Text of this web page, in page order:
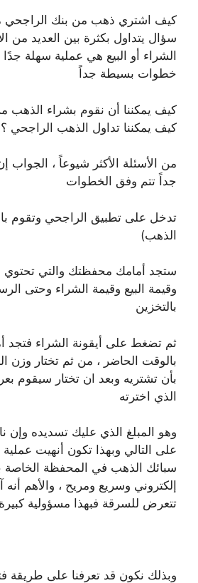
كيف اشتري ذهب من بنك الراجحي
سؤال يتداول بكثرة بين العديد من
الشراء أو البيع هي عملية سهلة
خطوات بسيطة جداً
كيف يمكننا أن نقوم بشراء الذهب
كيف يمكننا تداول الذهب الراجحي ؟
من الأسئلة الأكثر شيوعاً ، الجواب
جداً تتم وفق الخطوات
تدخل على تطبيق الراجحي وتقوم
الذهب)
ستجد أمامك محفظتك والتي
وقيمة البيع وقيمة الشراء وحتى
بالتخزين
ثم تضغط على أيقونة الشراء فتجد
بالوقت الحاضر ، من ثم تختار وزن
بأن تشتريه وبعد ان تختار سيقوم
الذي اخترته
وهو المبلغ الذي عليك تسديده وإن
على التالي وبهذا تكون أنهيت
سبائك الذهب في المحفظة
إلكتروني وسريع ومريح ، والأهم
تتعرض للسرقة فبهذا مسؤولية
وبذلك نكون قد تعرفنا على طريقة